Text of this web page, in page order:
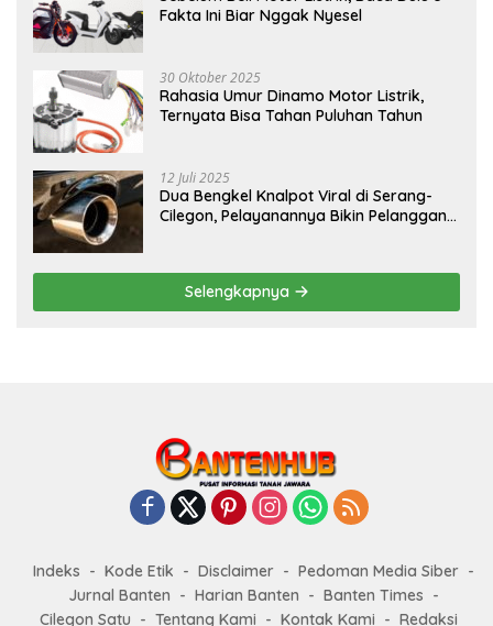
Fakta Ini Biar Nggak Nyesel
30 Oktober 2025
Rahasia Umur Dinamo Motor Listrik,
Ternyata Bisa Tahan Puluhan Tahun
12 Juli 2025
Dua Bengkel Knalpot Viral di Serang-
Cilegon, Pelayanannya Bikin Pelanggan
Selengkapnya
Indeks Kode Etik Disclaimer
Pedoman Media Siber
Jurnal Banten
Harian Banten
Banten Times
Cilegon Satu
Tentang Kami Kontak Kami Redaksi